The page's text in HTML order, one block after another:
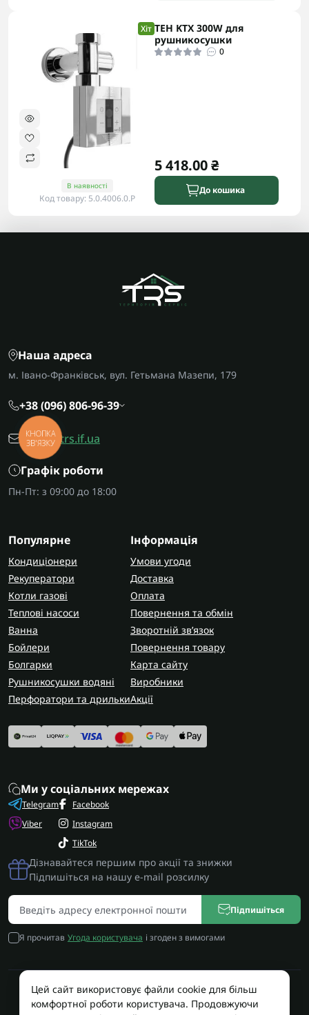
Хіт
В наявності
Код товару: 5.0.4006.0.P
ТЕН KTX 300W для
рушникосушки
0
5 418.00 ₴
До кошика
Наша адреса
м. Івано-Франківськ, вул. Гетьмана Мазепи, 179
+38 (096) 806-96-39
office@trs.if.ua
Графік роботи
Пн-Пт: з 09:00 до 18:00
Популярне
Кондиціонери
Рекуператори
Котли газові
Теплові насоси
Ванна
Бойлери
Болгарки
Рушникосушки водяні
Перфоратори та дрильки
Інформація
Умови угоди
Доставка
Оплата
Повернення та обмін
Зворотній зв’язок
Повернення товару
Карта сайту
Виробники
Акції
Ми у соціальних мережах
Telegram
Viber
Facebook
Instagram
TikTok
Дізнавайтеся першим про акції та знижки
Підпишіться на нашу e-mail розсилку
Підпишіться
Я прочитав Угода користувача і згоден з вимогами
Працює на OpenCart
Територія Сервісу © 2026
КНОПКА
ЗВ'ЯЗКУ
Цей сайт використовує файли cookie для більш
комфортної роботи користувача. Продовжуючи